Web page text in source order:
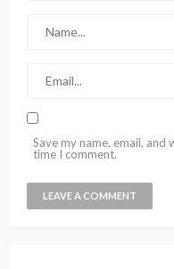
Save my name, email,
time I comment.